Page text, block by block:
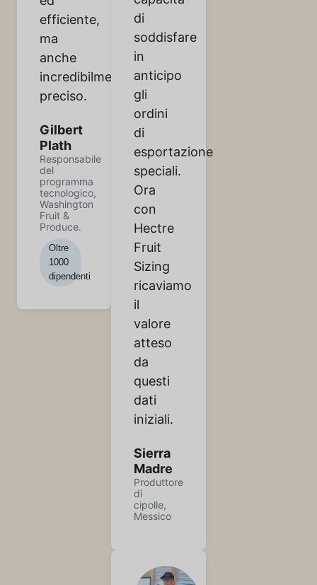
efficiente,
ma
anche
incredibilmente
preciso.
Gilbert
Plath
Responsabile
del
programma
tecnologico,
Washington
Fruit &
Produce.
Oltre
1000
dipendenti
di
soddisfare
in
anticipo
gli
ordini
di
esportazione
speciali.
Ora
con
Hectre
Fruit
Sizing
ricaviamo
il
valore
atteso
da
questi
dati
iniziali.
Sierra
Madre
Produttore
di
cipolle,
Messico